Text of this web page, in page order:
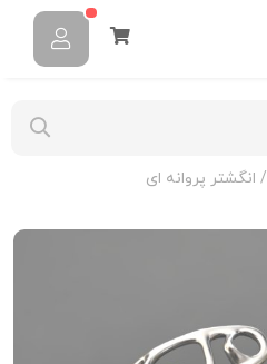
/ انگشتر پروانه ای